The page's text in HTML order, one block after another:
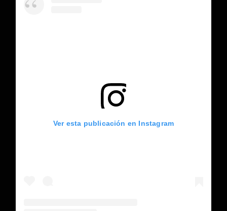
Ver esta publicación en Instagram